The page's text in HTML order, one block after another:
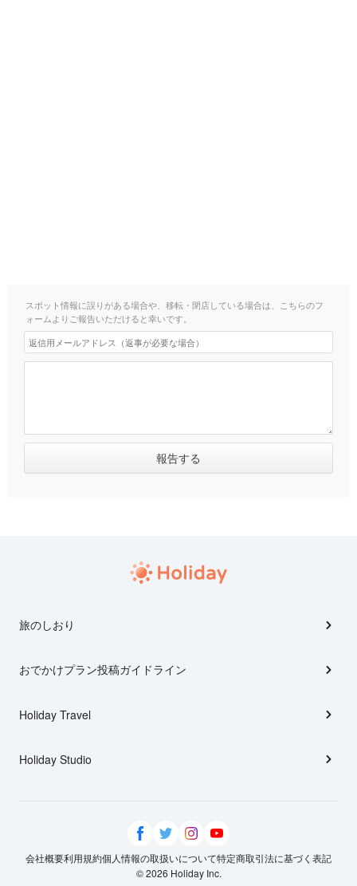
スポット情報に誤りがある場合や、移転・閉店している場合は、こちらのフ
ォームよりご報告いただけると幸いです。
旅のしおり
おでかけプラン投稿ガイドライン
Holiday Travel
Holiday Studio
会社概要利用規約個人情報の取扱いについて特定商取引法に基づく表記
© 2026 Holiday Inc.